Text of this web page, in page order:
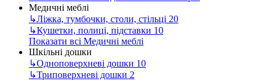
Медичні меблі
↳Ліжка, тумбочки, столи, стільці 20
↳Кушетки, полиці, підставки 10
Показати всі Медичні меблі
Шкільні дошки
↳Одноповерхневі дошки 10
↳Триповерхневі дошки 2